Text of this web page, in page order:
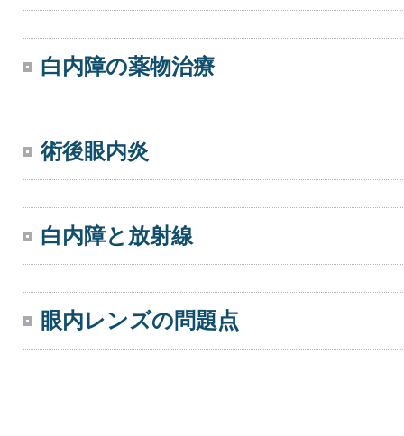
白内障の薬物治療
術後眼内炎
白内障と放射線
眼内レンズの問題点